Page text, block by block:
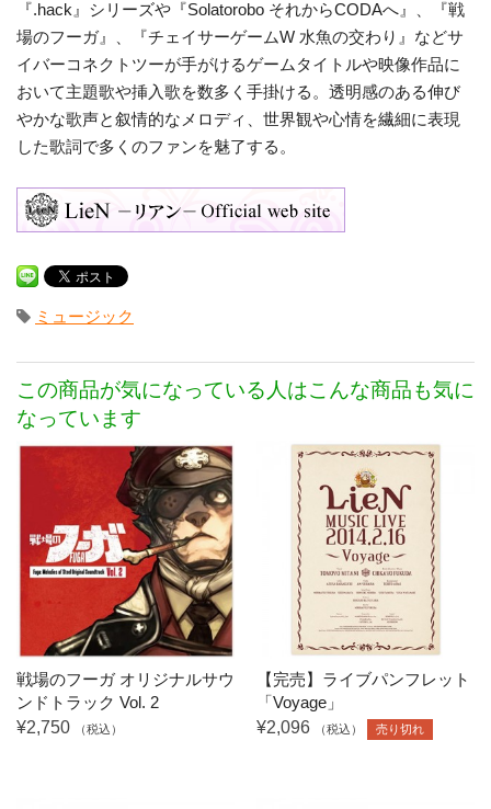
『.hack』シリーズや『Solatorobo それからCODAへ』、『戦
場のフーガ』、『チェイサーゲームW ⽔⿂の交わり』などサ
イバーコネクトツーが⼿がけるゲームタイトルや映像作品に
おいて主題歌や挿⼊歌を数多く⼿掛ける。透明感のある伸び
やかな歌声と叙情的なメロディ、世界観や⼼情を繊細に表現
した歌詞で多くのファンを魅了する。
ミュージック
この商品が気になっている人はこんな商品も気に
なっています
戦場のフーガ オリジナルサウ
ンドトラック Vol. 2
¥2,750
（税込）
【完売】ライブパンフレット
「Voyage」
¥2,096
（税込） 売り切れ